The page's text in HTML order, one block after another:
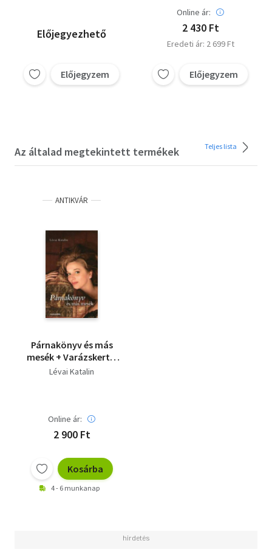
Előjegyezhető
Előjegyzem
Online ár:
2 430 Ft
Eredeti ár: 2 699 Ft
Előjegyzem
Az általad megtekintett termékek Teljes lista
ANTIKVÁR
Párnakönyv és más
mesék + Varázskert +
Hírnév + A
Lévai Katalin
Online ár:
2 900 Ft
Kosárba
4 - 6 munkanap